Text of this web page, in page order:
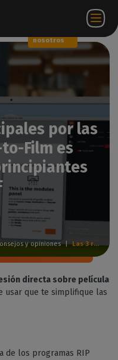
nosotros
ES
por las
Film es
y opiniones | Las 3 razones principales por las que Caldera Direct-to-Film es perfecta para los principiantes en la impresión DTF
directa sobre película
usar que te simplifique las
de los programas RIP